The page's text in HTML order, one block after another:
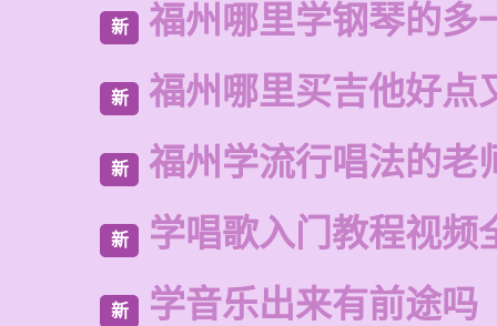
新 福州哪里学钢琴的多
新 福州哪里买吉他好点
新 福州学流行唱法的老
新 学唱歌入门教程视频
新 学音乐出来有前途吗